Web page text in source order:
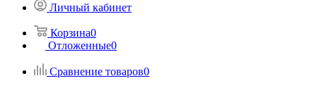
Личный кабинет
Корзина0
Отложенные0
Сравнение товаров0